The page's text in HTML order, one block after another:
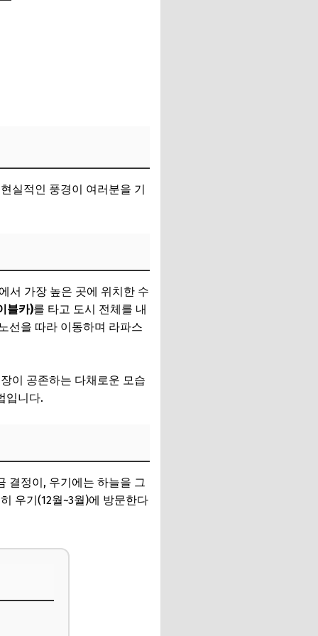
실적인 풍경이 여러분을 기
서 가장 높은 곳에 위치한 수
블카)를 타고 도시 전체를 내
선을 따라 이동하며 라파스
이 공존하는 다채로운 모습
입니다.
결정이, 우기에는 하늘을 그
우기(12월~3월)에 방문한다